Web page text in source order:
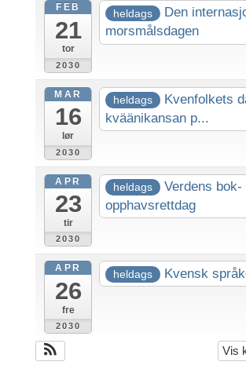
FEB
21
tor
2030
heldags
Den
morsmålsdagen
MAR
16
lør
2030
heldags
Kvenfolkets
kväänikansan p...
APR
23
tir
2030
heldags
Verdens bok-
opphavsrettdag
APR
26
fre
2030
heldags Kvensk
Vis